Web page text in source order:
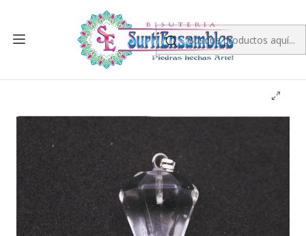
PIEDRA NATURAL
PENDULO 16*24MM
PIEDRA NATURAL PENDULO DIJE 16*24M CUARZO
TRASPARENTE